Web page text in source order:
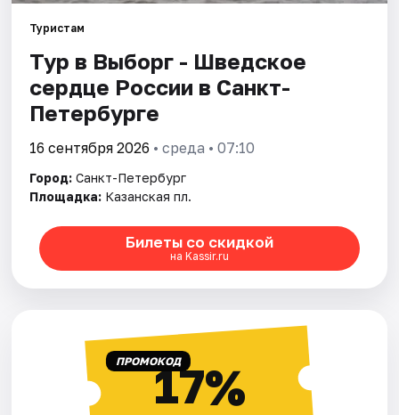
Туристам
Тур в Выборг - Шведское
сердце России в Санкт-
Петербурге
16 сентября 2026 • среда • 07:10
Город: Санкт-Петербург
Площадка: Казанская пл.
Билеты со скидкой
на Kassir.ru
ПРОМОКОД17%